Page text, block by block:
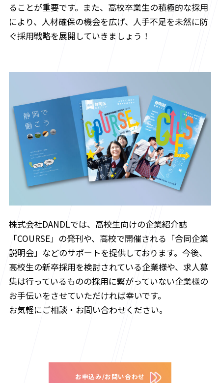
ることが重要です。また、高校卒業生の積極的な採用
により、人材確保の機会を広げ、人手不足を未然に防
ぐ採用戦略を展開していきましょう！
株式会社DANDLでは、高校生向けの企業紹介誌
「COURSE」の発刊や、高校で開催される「合同企業
説明会」などのサポートを提供しております。今後、
高校生の新卒採用を検討されている企業様や、求人募
集は行っているものの採用に繋がっていない企業様の
お手伝いをさせていただければ幸いです。
お気軽にご相談・お問い合わせください。
お申込み/お問い合わせ